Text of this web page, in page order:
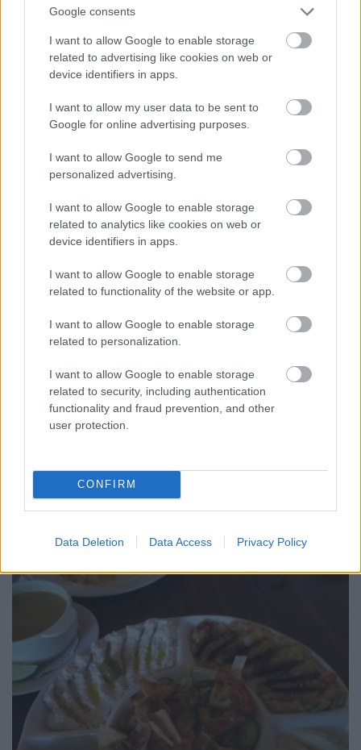
Google consents
I want to allow Google to enable storage
related to advertising like cookies on web or
device identifiers in apps.
I want to allow my user data to be sent to
Google for online advertising purposes.
I want to allow Google to send me
personalized advertising.
I want to allow Google to enable storage
related to analytics like cookies on web or
device identifiers in apps.
I want to allow Google to enable storage
related to functionality of the website or app.
I want to allow Google to enable storage
related to personalization.
I want to allow Google to enable storage
related to security, including authentication
functionality and fraud prevention, and other
user protection.
CONFIRM
Data Deletion Data Access Privacy Policy